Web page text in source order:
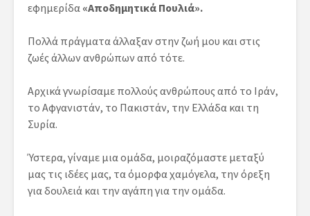
εφημερίδα «Αποδημητικά Πουλιά».
Πολλά πράγματα άλλαξαν στην ζωή μου και στις
ζωές άλλων ανθρώπων από τότε.
Αρχικά γνωρίσαμε πολλούς ανθρώπους από το Ιράν,
το Αφγανιστάν, το Πακιστάν, την Ελλάδα και τη
Συρία.
Ύστερα, γίναμε μια ομάδα, μοιραζόμαστε μεταξύ
μας τις ιδέες μας, τα όμορφα χαμόγελα, την όρεξη
για δουλειά και την αγάπη για την ομάδα.